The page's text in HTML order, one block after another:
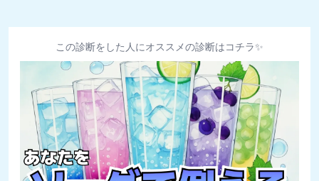
この診断をした人にオススメの診断はコチラ✨